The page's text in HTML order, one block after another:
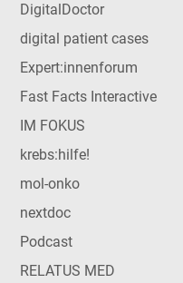
DigitalDoctor
digital patient cases
Expert:innenforum
Fast Facts Interactive
IM FOKUS
krebs:hilfe!
mol-onko
nextdoc
Podcast
RELATUS MED